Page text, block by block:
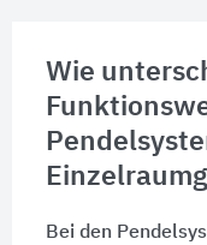
Wie
Bei den